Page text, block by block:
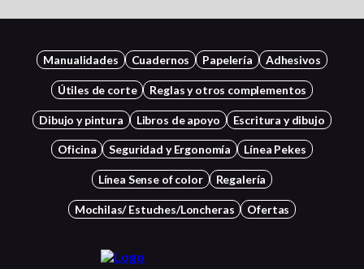
Manualidades Cuadernos Papelería Adhesivos
Útiles de corte Reglas y otros complementos
Dibujo y pintura Libros de apoyo Escritura y dibujo
Oficina Seguridad y Ergonomía Línea Pekes
Línea Sense of color Regalería
Mochilas/ Estuches/Loncheras Ofertas